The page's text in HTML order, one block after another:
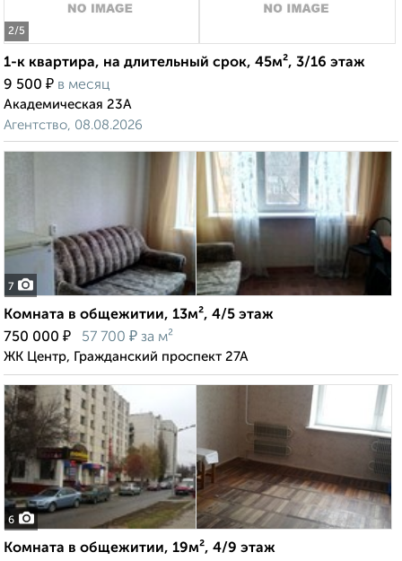
2/5
1-к квартира, на длительный срок, 45м², 3/16 этаж
9 500 ₽ в месяц
Академическая 23А
Агентство, 08.08.2026
7
Комната в общежитии, 13м², 4/5 этаж
750 000 ₽ 57 700 ₽ за м²
ЖК Центр, Гражданский проспект 27А
6
Комната в общежитии, 19м², 4/9 этаж